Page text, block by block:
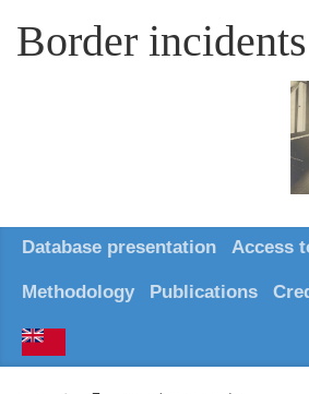
Border
Database presentation Access
Methodology Publications